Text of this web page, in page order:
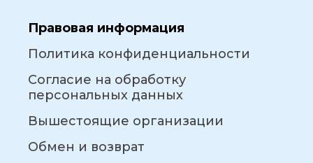
Правовая информация
Политика конфиденциальности
Согласие на обработку
персональных данных
Вышестоящие организации
Обмен и возврат